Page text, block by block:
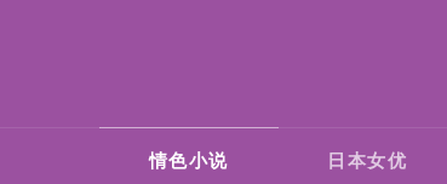
情色小说 日本女优